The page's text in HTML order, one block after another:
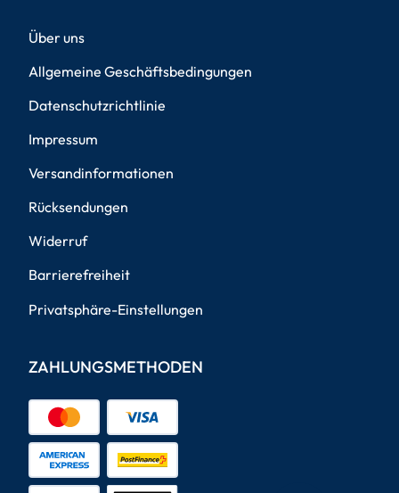
Über uns
Allgemeine Geschäftsbedingungen
Datenschutzrichtlinie
Impressum
Versandinformationen
Rücksendungen
Widerruf
Barrierefreiheit
Privatsphäre-Einstellungen
ZAHLUNGSMETHODEN